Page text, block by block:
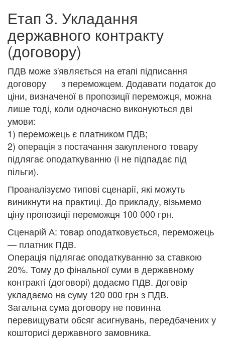
Етап 3. Укладання
державного контракту
(договору)
ПДВ може з'являється на етапі підписання
договору з переможцем. Додавати податок до
ціни, визначеної в пропозиції переможця, можна
лише тоді, коли одночасно виконуються дві
умови:
1) переможець є платником ПДВ;
2) операція з постачання закупленого товару
підлягає оподаткуванню (і не підпадає під
пільги).
Проаналізуємо типові сценарії, які можуть
виникнути на практиці. До прикладу, візьмемо
ціну пропозиції переможця 100 000 грн.
Сценарій А: товар оподатковується, переможець
— платник ПДВ.
Операція підлягає оподаткуванню за ставкою
20%. Тому до фінальної суми в державному
контракті (договорі) додаємо ПДВ. Договір
укладаємо на суму 120 000 грн з ПДВ.
Загальна сума договору не повинна
перевищувати обсяг асигнувань, передбачених у
кошторисі державного замовника.